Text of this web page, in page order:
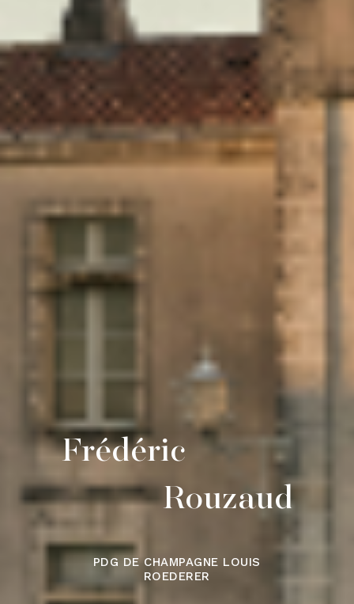
Frédéric
Rouzaud
PDG DE CHAMPAGNE LOUIS
ROEDERER